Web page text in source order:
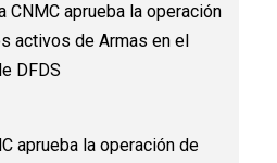
CNMC aprueba la operación
activos de Armas en el
DFDS
aprueba la operación de